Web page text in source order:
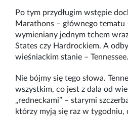
Po tym przydługim wstępie
Marathons – głównego
wymieniany jednym tchem
States czy Hardrockiem. A
wieśniackim stanie – Tennessee.
Nie bójmy się tego słowa.
wszystkim, co jest z dala od
„redneckami” – starymi
którzy myją się raz w tygodniu,